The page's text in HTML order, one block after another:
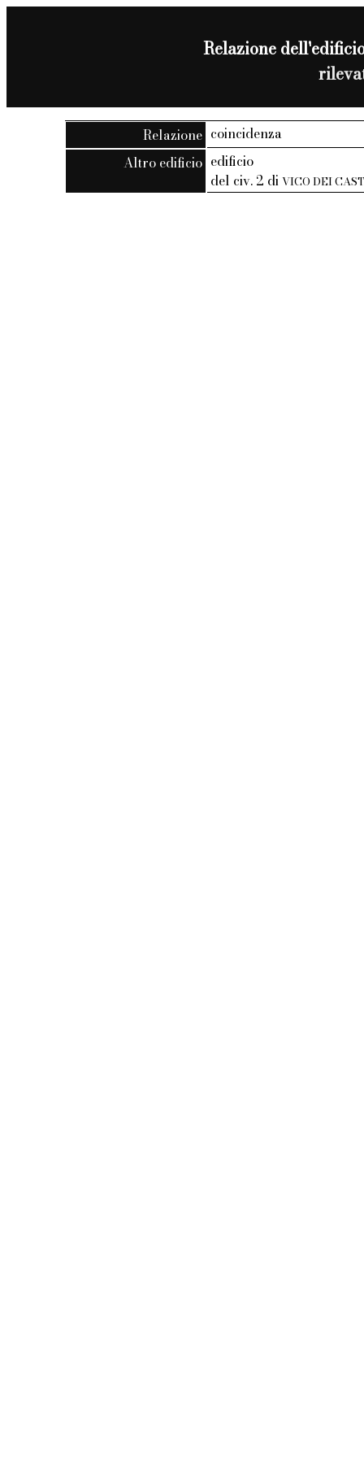
Relazione
Relazione coincidenza
Altro edificio edificio
del civ. 2 diVICO DEI